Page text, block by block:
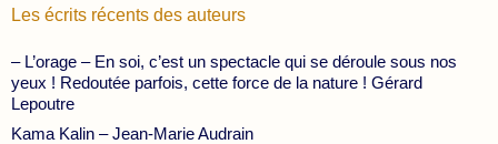
Les écrits récents des auteurs
– L’orage – En soi, c’est un spectacle qui se déroule sous nos
yeux ! Redoutée parfois, cette force de la nature ! Gérard
Lepoutre
Kama Kalin – Jean-Marie Audrain